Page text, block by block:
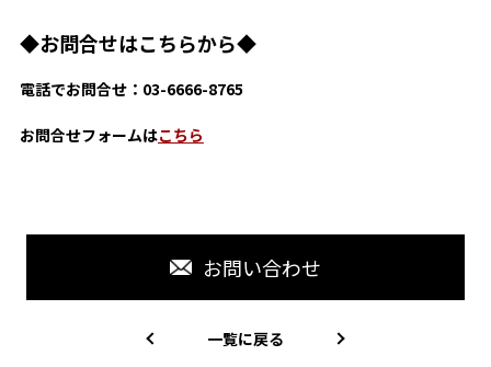
◆お問合せはこちらから◆
電話でお問合せ：03-6666-8765
お問合せフォームはこちら
お問い合わせ
一覧に戻る